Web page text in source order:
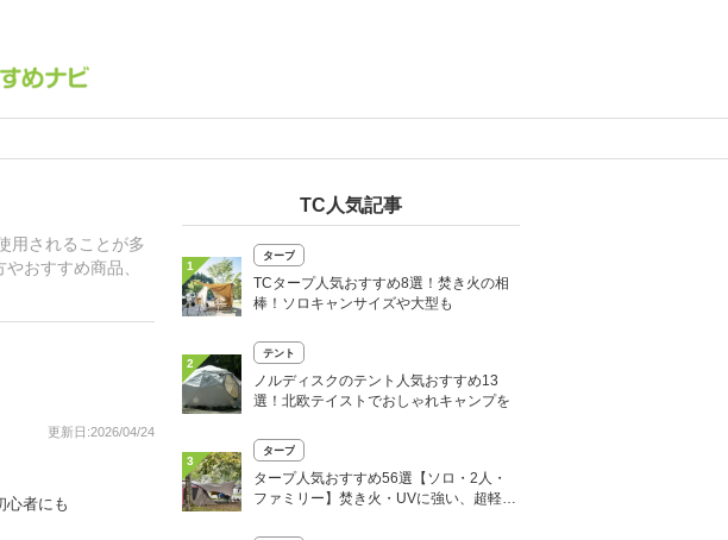
用されることが多
おすすめ商品、
更新日:2026/04/24
心者にも
TC人気記事
1
タープ
TCタープ人気おすすめ8選！焚き火の相
棒！ソロキャンサイズや大型も
2
テント
ノルディスクのテント人気おすすめ13
選！北欧テイストでおしゃれキャンプを
3
タープ
タープ人気おすすめ56選【ソロ・2人・
ファミリー】焚き火・UVに強い、超軽量